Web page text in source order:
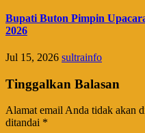
Bupati Buton Pimpin
2026
Jul 15, 2026 sultrainfo
Tinggalkan Balasan
Alamat email Anda tidak akan
ditandai *